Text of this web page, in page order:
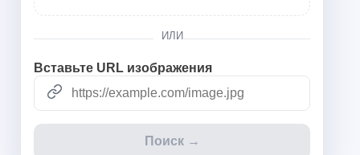
ИЛИ
Вставьте URL изображения
Поиск →